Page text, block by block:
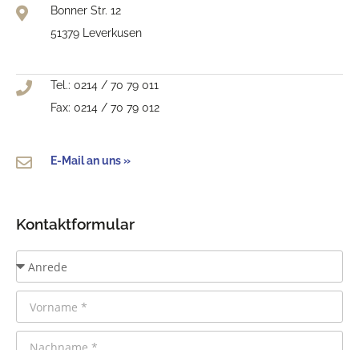
Bonner Str. 12
51379 Leverkusen
Tel.: 0214 / 70 79 011
Fax: 0214 / 70 79 012
E-Mail an uns »
Kontaktformular